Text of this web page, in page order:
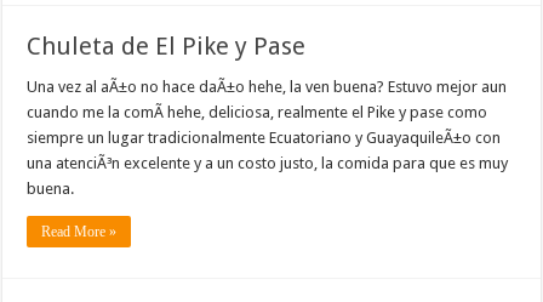
Chuleta de El Pike y Pase
Una vez al aÃ±o no hace daÃ±o hehe, la ven buena? Estuvo mejor aun
cuando me la comÃ­ hehe, deliciosa, realmente el Pike y pase como
siempre un lugar tradicionalmente Ecuatoriano y GuayaquileÃ±o con
una atenciÃ³n excelente y a un costo justo, la comida para que es muy
buena.
Read More »